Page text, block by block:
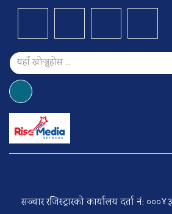
सञ्चार रजिस्ट्रारको कार्यालय दर्ता नं: ०००४३